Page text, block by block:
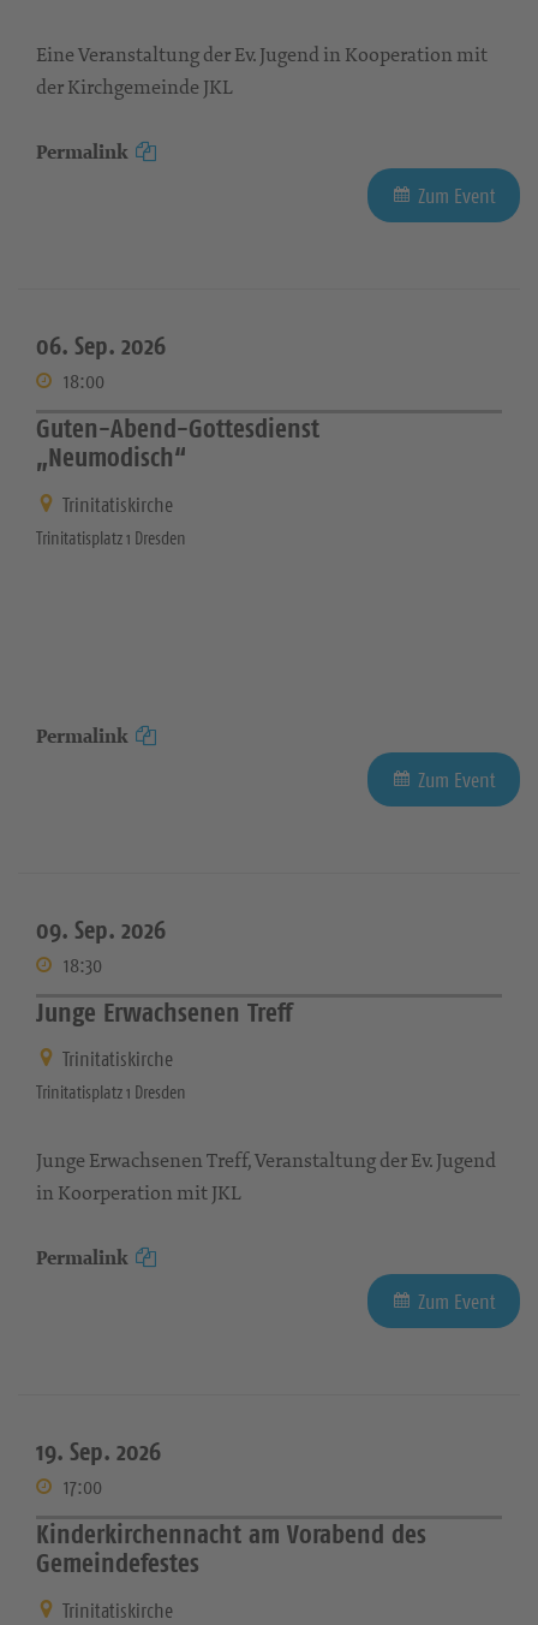
Eine Veranstaltung der Ev. Jugend in Kooperation mit
der Kirchgemeinde JKL
Permalink
Zum Event
06. Sep. 2026
18:00
Guten-Abend-Gottesdienst
„Neumodisch“
Trinitatiskirche
Trinitatisplatz 1 Dresden
Permalink
Zum Event
09. Sep. 2026
18:30
Junge Erwachsenen Treff
Trinitatiskirche
Trinitatisplatz 1 Dresden
Junge Erwachsenen Treff, Veranstaltung der Ev. Jugend
in Koorperation mit JKL
Permalink
Zum Event
19. Sep. 2026
17:00
Kinderkirchennacht am Vorabend des
Gemeindefestes
Trinitatiskirche